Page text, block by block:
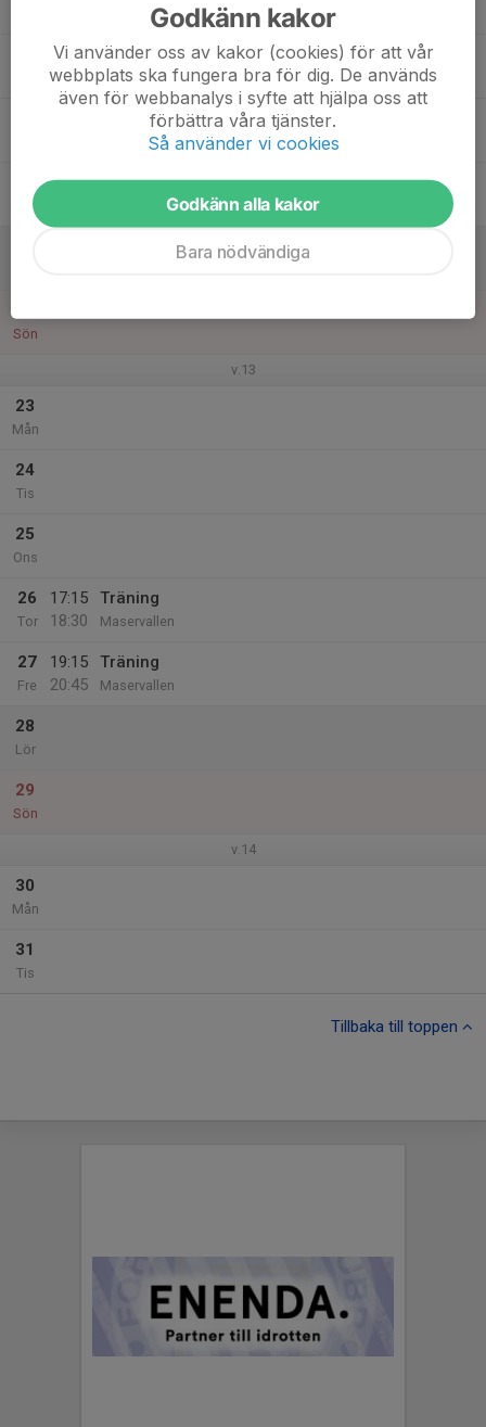
Träning
Maservallen
Fre
19:15
Träning
Maservallen
Sön
v.13
23
Mån
24
Tis
25
Ons
26
Tor
17:15
18:30
Träning
Maservallen
27
Fre
19:15
20:45
Träning
Maservallen
28
Lör
29
Sön
v.14
30
Mån
31
Tis
Tillbaka till toppen
Godkänn kakor
Vi använder oss av kakor (cookies) för att vår
webbplats ska fungera bra för dig. De används
även för webbanalys i syfte att hjälpa oss att
förbättra våra tjänster.
Så använder vi cookies
Godkänn alla kakor
Bara nödvändiga